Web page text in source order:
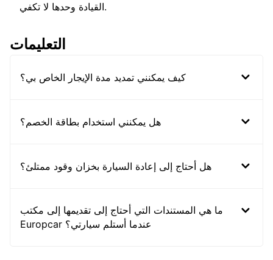
القيادة وحدها لا تكفي.
التعليمات
كيف يمكنني تمديد مدة الإيجار الخاص بي؟
هل يمكنني استخدام بطاقة الخصم؟
هل أحتاج إلى إعادة السيارة بخزان وقود ممتلئ؟
ما هي المستندات التي أحتاج إلى تقديمها إلى مكتب
Europcar عندما أستلم سيارتي؟